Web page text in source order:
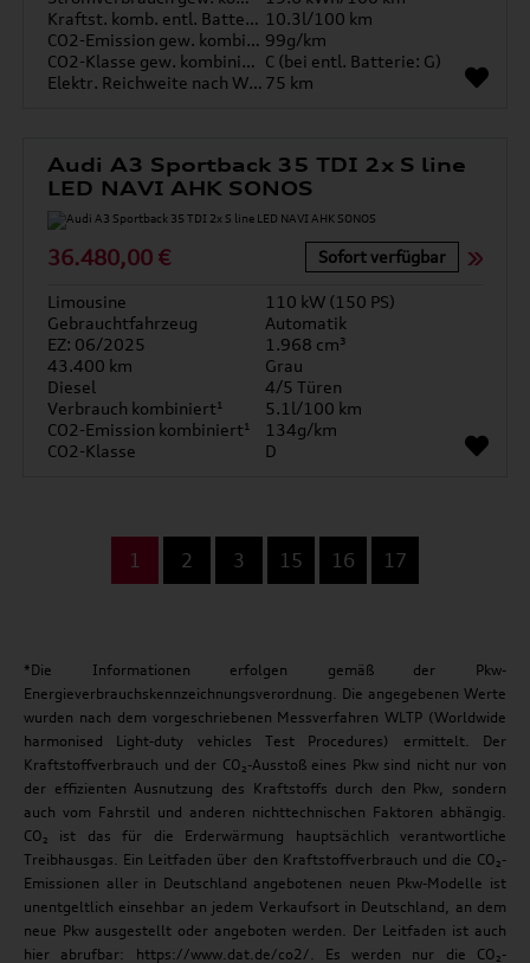
Kraftst. komb. entl. Batterie 10.3l/100 km
CO2-Emission gew. kombiniert 99g/km
CO2-Klasse gew. kombiniert C (bei entl. Batterie: G)
Elektr. Reichweite nach WLTP* 75 km
Audi A3 Sportback 35 TDI 2x S line
LED NAVI AHK SONOS
36.480,00 € Sofort verfügbar
Limousine
110 kW (150 PS)
Gebrauchtfahrzeug
Automatik
EZ: 06/2025
1.968 cm³
43.400 km
Grau
Diesel
4/5 Türen
Verbrauch kombiniert¹
5.1l/100 km
CO2-Emission kombiniert¹
134g/km
CO2-Klasse
D
1 2 3 15 16 17
*Die Informationen erfolgen gemäß der Pkw-
Energieverbrauchskennzeichnungsverordnung. Die angegebenen Werte
wurden nach dem vorgeschriebenen Messverfahren WLTP (Worldwide
harmonised Light-duty vehicles Test Procedures) ermittelt. Der
Kraftstoffverbrauch und der CO₂-Ausstoß eines Pkw sind nicht nur von
der effizienten Ausnutzung des Kraftstoffs durch den Pkw, sondern
auch vom Fahrstil und anderen nichttechnischen Faktoren abhängig.
CO₂ ist das für die Erderwärmung hauptsächlich verantwortliche
Treibhausgas. Ein Leitfaden über den Kraftstoffverbrauch und die CO₂-
Emissionen aller in Deutschland angebotenen neuen Pkw-Modelle ist
unentgeltlich einsehbar an jedem Verkaufsort in Deutschland, an dem
neue Pkw ausgestellt oder angeboten werden. Der Leitfaden ist auch
hier abrufbar: https://www.dat.de/co2/. Es werden nur die CO₂-